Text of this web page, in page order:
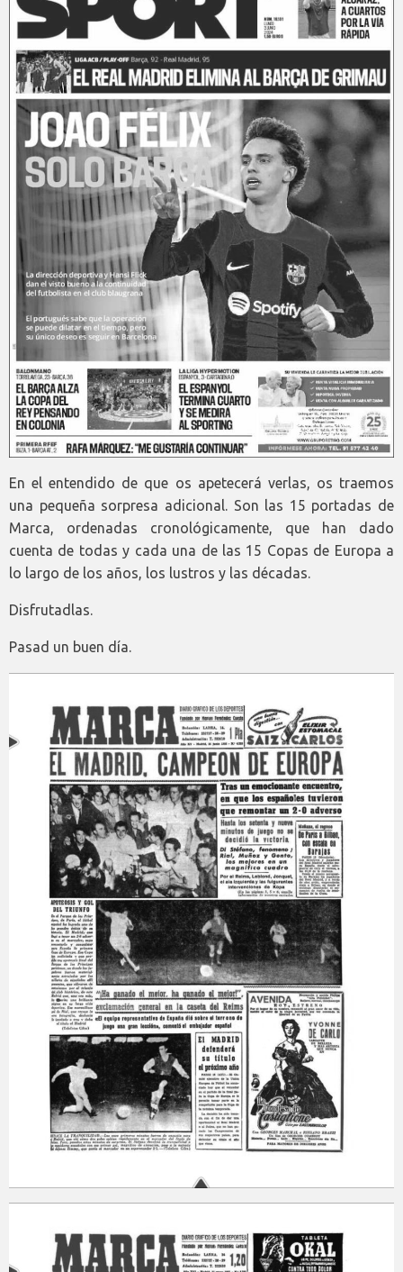
En el entendido de que os apetecerá verlas, os traemos
una pequeña sorpresa adicional. Son las 15 portadas de
Marca, ordenadas cronológicamente, que han dado
cuenta de todas y cada una de las 15 Copas de Europa a
lo largo de los años, los lustros y las décadas.
Disfrutadlas.
Pasad un buen día.